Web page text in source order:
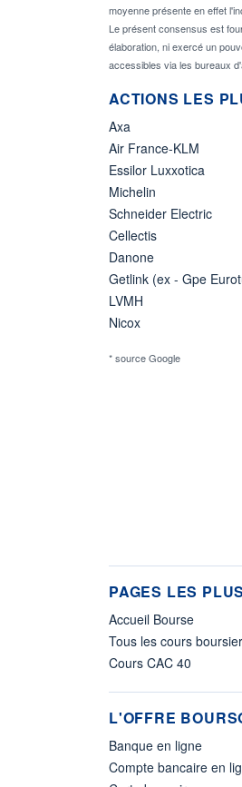
moyenne présente en effet
Le présent consensus est
élaboration, ni exercé un
accessibles via les bureaux
ACTIONS LES
Axa
Air France-KLM
Essilor Luxxotica
Michelin
Schneider Electric
Cellectis
Danone
Getlink (ex - Gpe
LVMH
Nicox
* source Google
PAGES LES
Accueil Bourse
Tous les cours
Cours CAC 40
L'OFFRE
Banque en ligne
Compte bancaire en